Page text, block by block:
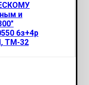
и
6з+4р
ТМ-32